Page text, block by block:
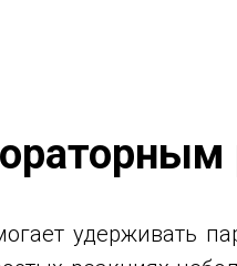
удерживать